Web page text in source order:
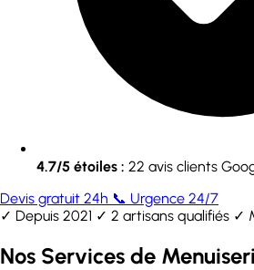
4.7/5 étoiles : 22 avis clients
Devis gratuit 24h 📞 Urgence 24/7
✓ Depuis 2021 ✓ 2 artisans qualifiés ✓
Nos Services de